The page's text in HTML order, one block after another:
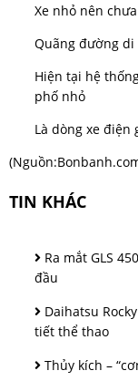
Xe nhỏ nên
Quãng đường di
Hiện tại hệ
phố nhỏ
Là dòng xe
(Nguồn:
TIN KHÁC
Ra mắt GLS
đầu
Daihatsu
tiết thể thao
Thủy kích –